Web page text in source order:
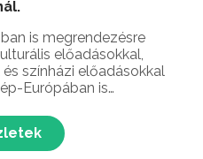
is megrendezésre
előadásokkal,
színházi előadásokkal
Európában is